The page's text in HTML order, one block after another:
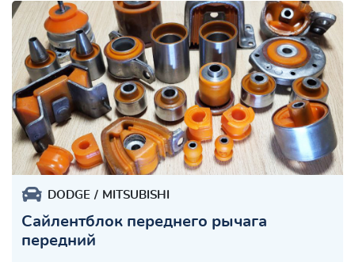
DODGE MITSUBISHI
Сайлентблок переднего рычага
передний